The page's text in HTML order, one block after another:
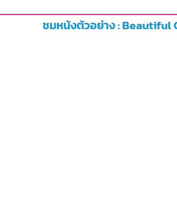
ชมหนังตัวอย่าง : Beautiful